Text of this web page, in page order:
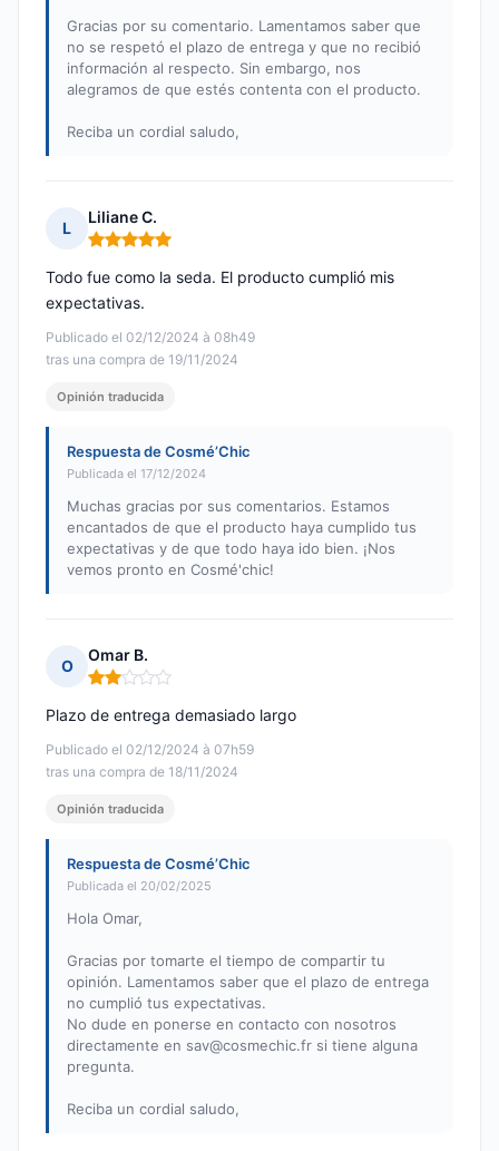
Gracias por su comentario. Lamentamos saber que
no se respetó el plazo de entrega y que no recibió
información al respecto. Sin embargo, nos
alegramos de que estés contenta con el producto.
Reciba un cordial saludo,
L
Liliane C.
Nota: 5 de 5
Publicado el 02/12/2024 à 08h49
tras una compra de 19/11/2024
Todo fue como la seda. El producto cumplió mis
expectativas.
Opinión traducida
Respuesta de Cosmé’Chic
Publicada el 17/12/2024
Muchas gracias por sus comentarios. Estamos
encantados de que el producto haya cumplido tus
expectativas y de que todo haya ido bien. ¡Nos
vemos pronto en Cosmé'chic!
O
Omar B.
Nota: 2 de 5
Publicado el 02/12/2024 à 07h59
tras una compra de 18/11/2024
Plazo de entrega demasiado largo
Opinión traducida
Respuesta de Cosmé’Chic
Publicada el 20/02/2025
Hola Omar,
Gracias por tomarte el tiempo de compartir tu
opinión. Lamentamos saber que el plazo de entrega
no cumplió tus expectativas.
No dude en ponerse en contacto con nosotros
directamente en sav@cosmechic.fr si tiene alguna
pregunta.
Reciba un cordial saludo,